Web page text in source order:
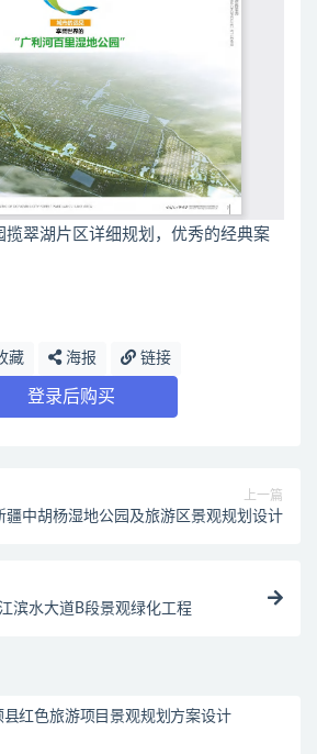
揽翠湖片区详细规划，优秀的经典案
藏 海报 链接
登录后购买
上一篇
疆中胡杨湿地公园及旅游区景观规划设计
滨水大道B段景观绿化工程
县红色旅游项目景观规划方案设计